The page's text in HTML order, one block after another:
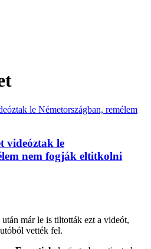
videóztak le
nem fogják eltitkolni
már le is tiltották ezt a videót,
vették fel.